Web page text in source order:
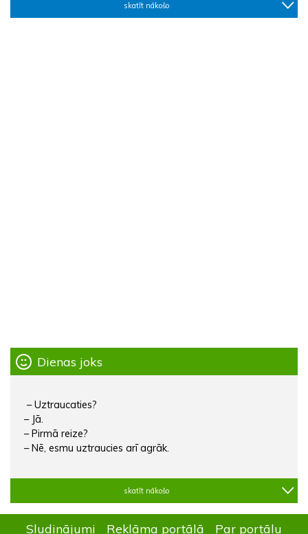
skatīt nākošo
Dienas joks
– Uztraucaties?
– Jā.
– Pirmā reize?
– Nē, esmu uztraucies arī agrāk.
skatīt nākošo
Sludinājumi Reklāma portālā Par portālu